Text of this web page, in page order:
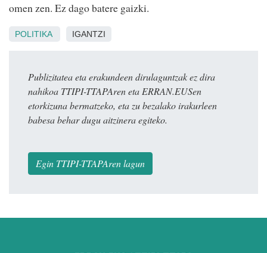
omen zen. Ez dago batere gaizki.
POLITIKA IGANTZI
Publizitatea eta erakundeen dirulaguntzak ez dira
nahikoa TTIPI-TTAPAren eta ERRAN.EUSen
etorkizuna bermatzeko, eta zu bezalako irakurleen
babesa behar dugu aitzinera egiteko.
Egin TTIPI-TTAPAren lagun